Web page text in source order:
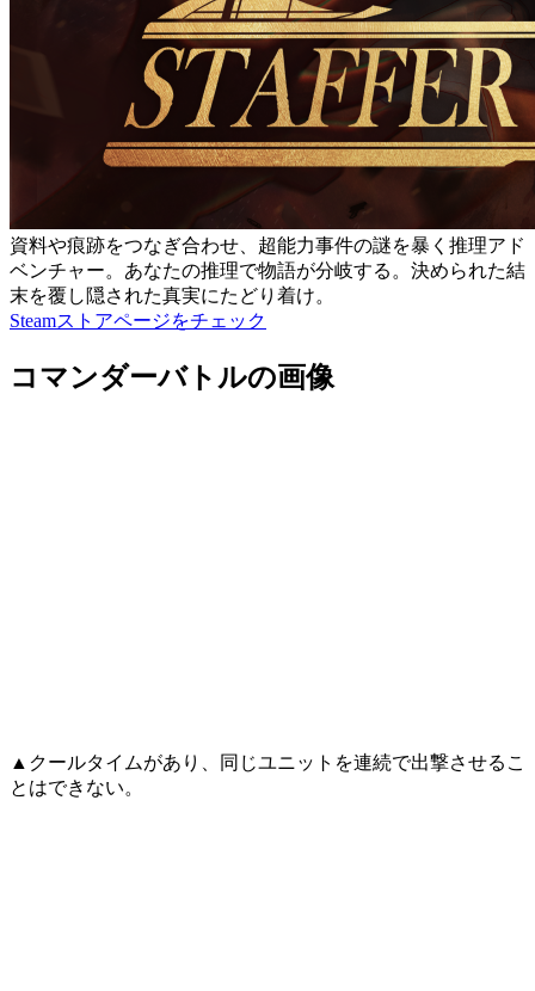
資料や痕跡をつなぎ合わせ、超能力事件の謎を暴く推理アド
ベンチャー。あなたの推理で物語が分岐する。決められた結
末を覆し隠された真実にたどり着け。
Steamストアページをチェック
コマンダーバトルの画像
▲クールタイムがあり、同じユニットを連続で出撃させるこ
とはできない。